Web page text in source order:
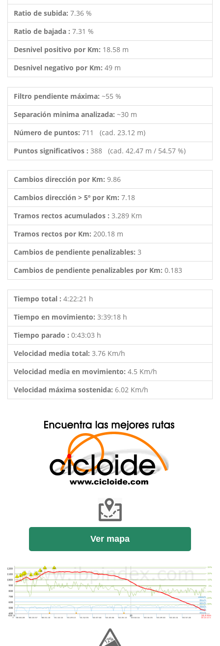
Ratio de subida: 7.36 %
Ratio de bajada : 7.31 %
Desnivel positivo por Km: 18.58 m
Desnivel negativo por Km: 49 m
Filtro pendiente máxima: ~55 %
Separación minima analizada: ~30 m
Número de puntos: 711 (cad. 23.12 m)
Puntos significativos : 388 (cad. 42.47 m / 54.57 %)
Cambios dirección por Km: 9.86
Cambios dirección > 5º por Km: 7.18
Tramos rectos acumulados : 3.289 Km
Tramos rectos por Km: 200.18 m
Cambios de pendiente penalizables: 3
Cambios de pendiente penalizables por Km: 0.183
Tiempo total : 4:22:21 h
Tiempo en movimiento: 3:39:18 h
Tiempo parado : 0:43:03 h
Velocidad media total: 3.76 Km/h
Velocidad media en movimiento: 4.5 Km/h
Velocidad máxima sostenida: 6.02 Km/h
Ver mapa